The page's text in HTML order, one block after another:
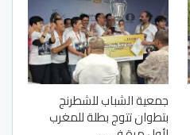
جمعية الشباب للشطرنج
بتطوان تتوج بطلة للمغرب